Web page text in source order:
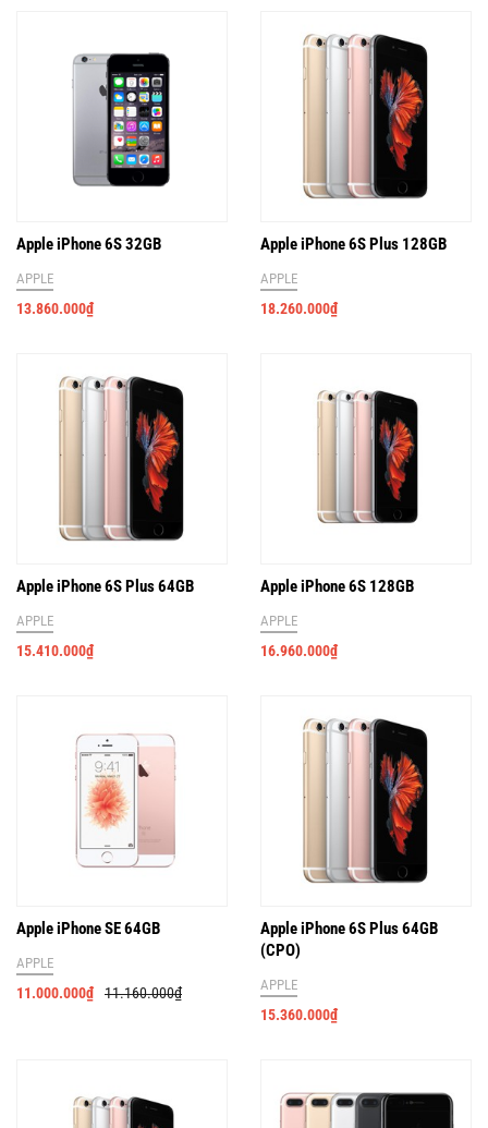
Apple iPhone 6S 32GB
APPLE
13.860.000₫
Apple iPhone 6S Plus 128GB
APPLE
18.260.000₫
Apple iPhone 6S Plus 64GB
APPLE
15.410.000₫
Apple iPhone 6S 128GB
APPLE
16.960.000₫
Apple iPhone SE 64GB
APPLE
11.000.000₫ 11.160.000₫
Apple iPhone 6S Plus 64GB
(CPO)
APPLE
15.360.000₫